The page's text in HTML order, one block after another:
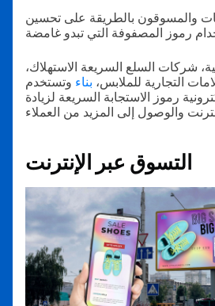
والمسوقون بالطريقة على تحسين
رموز المصفوفة التي تبدو غامضة
شركات السلع السريعة الاستهلاك،
التجارية للملابس، بناء وتستخدم
رموز الاستجابة السريعة لزيادة
التسوق عبر الإنترنت